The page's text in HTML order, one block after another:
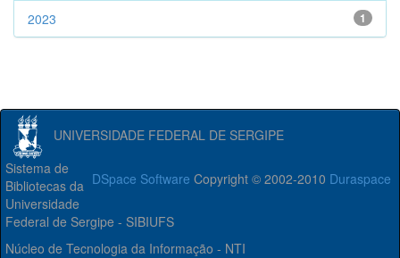
1
2023
UNIVERSIDADE FEDERAL DE SERGIPE
DSpace Software Copyright © 2002-2010 Duraspace
Sistema de
Bibliotecas da
Universidade
Federal de Sergipe - SIBIUFS
Núcleo de Tecnologia da Informação - NTI